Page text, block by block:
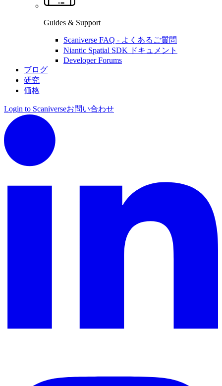
Guides & Support
Scaniverse FAQ - よくあるご質問
Niantic Spatial SDK ドキュメント
Developer Forums
ブログ
研究
価格
Login to Scaniverseお問い合わせ